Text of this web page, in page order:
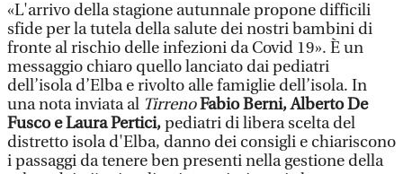
«L'arrivo della stagione autunnale propone difficili
sfide per la tutela della salute dei nostri bambini di
fronte al rischio delle infezioni da Covid 19». È un
messaggio chiaro quello lanciato dai pediatri
dell’isola d’Elba e rivolto alle famiglie dell’isola. In
una nota inviata al TirrenoFabio Berni, Alberto De
Fusco e Laura Pertici,pediatri di libera scelta del
distretto isola d'Elba, danno dei consigli e chiariscono
i passaggi da tenere ben presenti nella gestione della